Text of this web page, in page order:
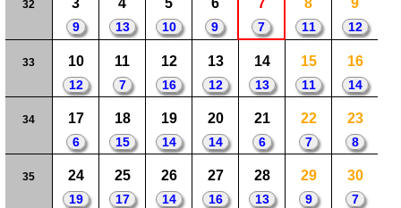
32 3
9
4
13
5
10
6
9
7
7
8
11
9
12
33 10
12
11
7
12
16
13
12
14
13
15
11
16
14
34 17
6
18
15
19
14
20
14
21
6
22
7
23
8
35 24
19
25
17
26
14
27
16
28
13
29
9
30
7